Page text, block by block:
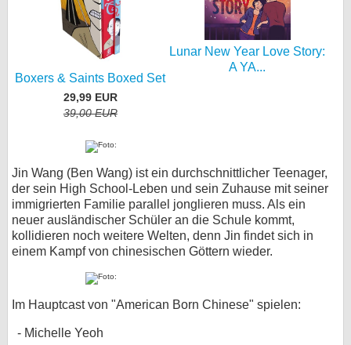
Boxers & Saints Boxed Set
29,99 EUR
39,00 EUR
Lunar New Year Love Story:
A YA...
Jin Wang (Ben Wang) ist ein durchschnittlicher Teenager,
der sein High School-Leben und sein Zuhause mit seiner
immigrierten Familie parallel jonglieren muss. Als ein
neuer ausländischer Schüler an die Schule kommt,
kollidieren noch weitere Welten, denn Jin findet sich in
einem Kampf von chinesischen Göttern wieder.
Im Hauptcast von "American Born Chinese" spielen:
Michelle Yeoh